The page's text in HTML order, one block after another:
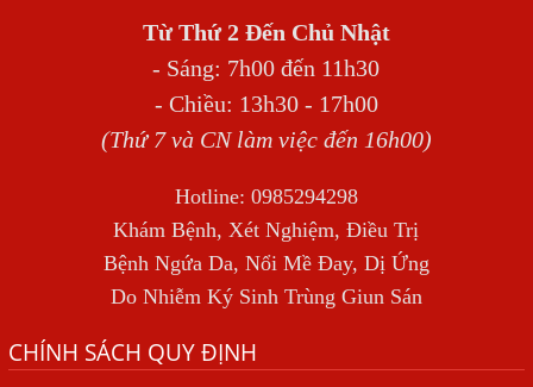
Địa Chỉ Điều Trị Bệnh Sán Dây Uy Tín Tại Hà Nội
TỔNG QUAN VỀ NHIỄM GIUN LƯƠN
Bị Ngứa Nổi Mẩn Toàn Thân Do Giun Sán, Người Phụ Nữ
NHIỄM TRÙNG NÃO DO AMIP, VIÊM MÀNG NÃO DO AMIP
NGUYÊN PHÁT
BÍ QUYẾT GIÚP ĐƯỜNG RUỘT KHỎE LẠI
Có Nên Quá Lo Lắng Khi Bị Ngứa Kéo Dài Do Nhiễm Giun
Từ Thứ 2 Đến Chủ Nhật
- Sáng: 7h00 đến 11h30
- Chiều: 13h30 - 17h00
(Thứ 7 và CN làm việc đến 16h00)
Hotline: 0985294298
Khám Bệnh, Xét Nghiệm, Điều Trị
Bệnh Ngứa Da, Nổi Mề Đay, Dị Ứng
Do Nhiễm Ký Sinh Trùng Giun Sán
CHÍNH SÁCH QUY ĐỊNH